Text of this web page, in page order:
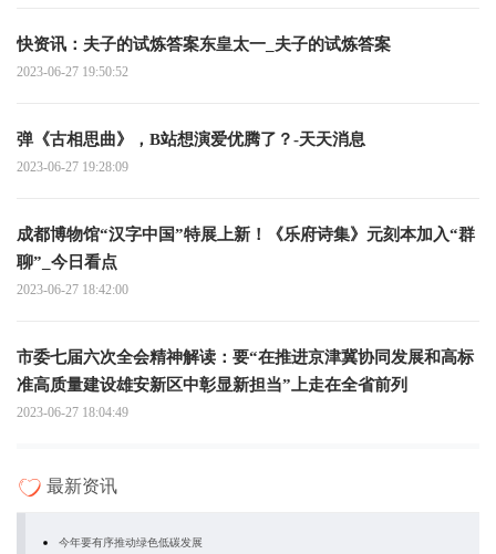
快资讯：夫子的试炼答案东皇太一_夫子的试炼答案
2023-06-27 19:50:52
弹《古相思曲》，B站想演爱优腾了？-天天消息
2023-06-27 19:28:09
成都博物馆“汉字中国”特展上新！《乐府诗集》元刻本加入“群
聊”_今日看点
2023-06-27 18:42:00
市委七届六次全会精神解读：要“在推进京津冀协同发展和高标
准高质量建设雄安新区中彰显新担当”上走在全省前列
2023-06-27 18:04:49
最新资讯
今年要有序推动绿色低碳发展